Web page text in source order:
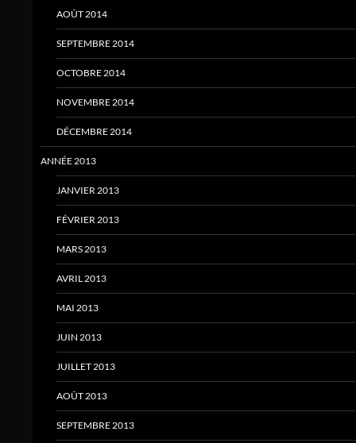
AOÛT 2014
SEPTEMBRE 2014
OCTOBRE 2014
NOVEMBRE 2014
DÉCEMBRE 2014
ANNÉE 2013
JANVIER 2013
FÉVRIER 2013
MARS 2013
AVRIL 2013
MAI 2013
JUIN 2013
JUILLET 2013
AOÛT 2013
SEPTEMBRE 2013